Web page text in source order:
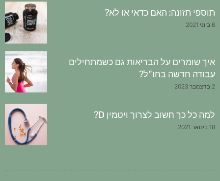
תוספי תזונה: האם כדאי או לא?
6 ביוני 2021
איך שומרים על הבריאות גם כשמתחילים
עבודה חדשה בחו"ל?
2 בדצמבר 2023
למה כל כך חשוב לצרוך ויטמין D?
18 בינואר 2021